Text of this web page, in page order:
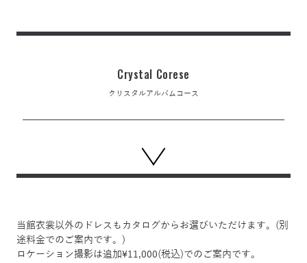
Crystal Corese
クリスタルアルバムコース
当館衣裳以外のドレスもカタログからお選びいただけます。(別
途料金でのご案内です。)
ロケーション撮影は追加¥11,000(税込)でのご案内です。